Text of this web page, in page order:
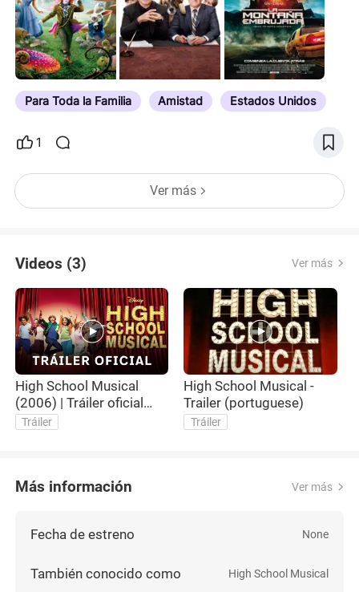
Para Toda la Familia Amistad Estados Unidos
1
Ver más
Videos (3) Ver más
High School Musical
(2006) | Tráiler oficial
español | Disney Channel
Tráiler
High School Musical -
Trailer (portuguese)
Tráiler
Más información Ver más
Fecha de estreno None
También conocido como High School Musical